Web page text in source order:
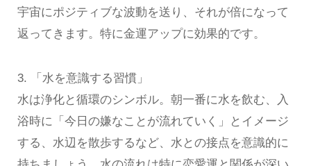
宇宙にポジティブな波動を送り、それが倍になって
返ってきます。特に金運アップに効果的です。
3. 「水を意識する習慣」
水は浄化と循環のシンボル。朝一番に水を飲む、入
浴時に「今日の嫌なことが流れていく」とイメージ
する、水辺を散歩するなど、水との接点を意識的に